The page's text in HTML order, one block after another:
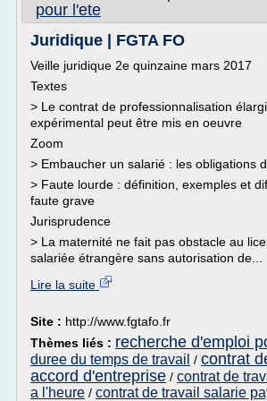
pour l'ete
Juridique | FGTA FO
Veille juridique 2e quinzaine mars 2017
Textes
> Le contrat de professionnalisation
expérimental peut être mis en oeuvre
Zoom
> Embaucher un salarié : les obligations
> Faute lourde : définition, exemples et
faute grave
Jurisprudence
> La maternité ne fait pas obstacle au
salariée étrangère sans autorisation de...
Lire la suite
Site : http://www.fgtafo.fr
Thèmes liés : recherche d'emploi
duree du temps de travail / contrat
accord d'entreprise / contrat de
a l'heure / contrat de travail salarie